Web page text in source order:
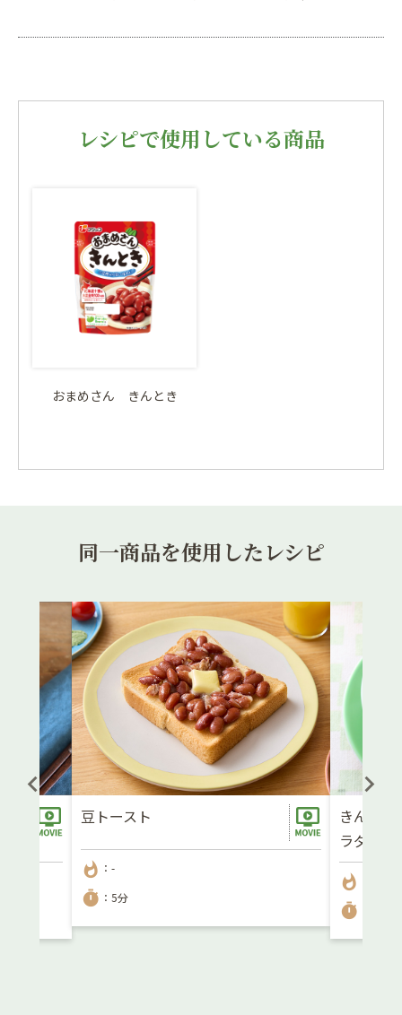
レシピで使用している商品
おまめさん きんとき
同一商品を使用したレシピ
豆トースト
whatshot ：-
timer ：5分
きんと
ラダ
whatshot
timer